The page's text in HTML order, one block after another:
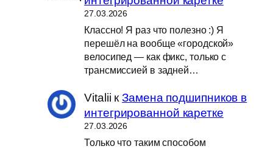
27.03.2026
Классно! Я раз что полезно :) Я
перешёл на вообще «городской»
велосипед — как фикс, только с
трансмиссией в задней…
Vitalii кЗамена подшипников в
интегрированной каретке
27.03.2026
Только что таким способом